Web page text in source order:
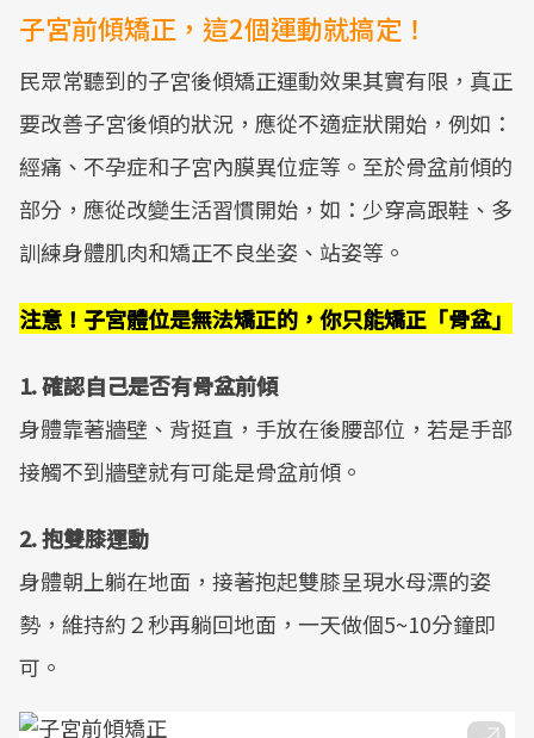
子宮前傾矯正，這2個運動就搞定！
民眾常聽到的子宮後傾矯正運動效果其實有限，真正
要改善子宮後傾的狀況，應從不適症狀開始，例如：
經痛、不孕症和子宮內膜異位症等。至於骨盆前傾的
部分，應從改變生活習慣開始，如：少穿高跟鞋、多
訓練身體肌肉和矯正不良坐姿、站姿等。
注意！子宮體位是無法矯正的，你只能矯正「骨盆」
1. 確認自己是否有骨盆前傾
身體靠著牆壁、背挺直，手放在後腰部位，若是手部
接觸不到牆壁就有可能是骨盆前傾。
2. 抱雙膝運動
身體朝上躺在地面，接著抱起雙膝呈現水母漂的姿
勢，維持約２秒再躺回地面，一天做個5~10分鐘即
可。